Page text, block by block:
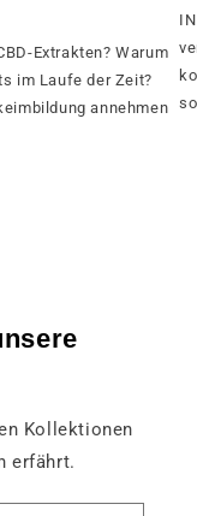
Extrakten? Warum
im Laufe der Zeit?
annehmen
Kollektionen
erfährt.